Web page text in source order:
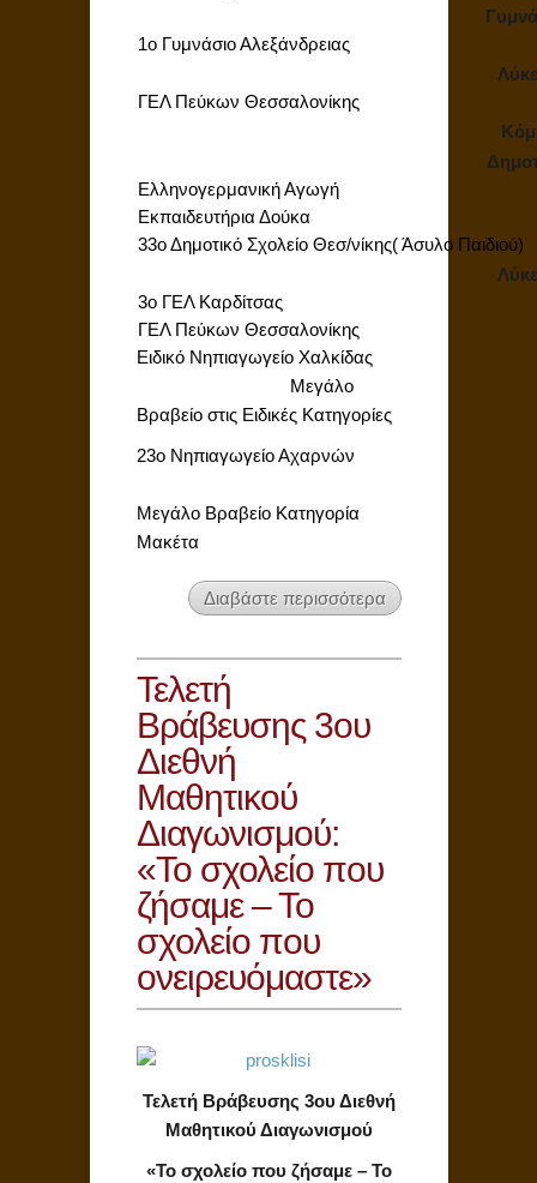
1ο Γυμνάσιο Αλεξάνδρειας
ΓΕΛ Πεύκων Θεσσαλονίκης
Ελληνογερμανική Αγωγή
Εκπαιδευτήρια Δούκα
33ο Δημοτικό Σχολείο Θεσ/νίκης( Άσυλο Παιδιού)
3o ΓΕΛ Καρδίτσας
ΓΕΛ Πεύκων Θεσσαλονίκης
Ειδικό Νηπιαγωγείο Χαλκίδας
Μεγάλο
Βραβείο στις Ειδικές Κατηγορίες
23ο Νηπιαγωγείο Αχαρνών
Μεγάλο Βραβείο Κατηγορία
Μακέτα
Διαβάστε περισσότερα
Τελετή
Βράβευσης 3ου
Διεθνή
Μαθητικού
Διαγωνισμού:
«Το σχολείο που
ζήσαμε – Το
σχολείο που
ονειρευόμαστε»
Τελετή Βράβευσης 3ου Διεθνή
Μαθητικού Διαγωνισμού
«Το σχολείο που ζήσαμε – Το